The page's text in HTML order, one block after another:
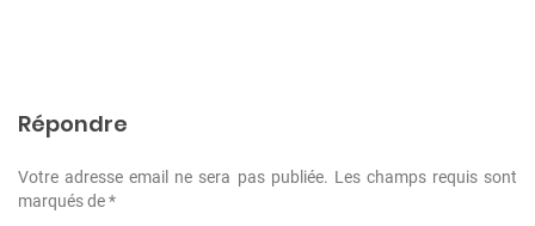
d
e
l
Répondre
Votre adresse email ne sera pas publiée. Les champs requis sont
marqués de *